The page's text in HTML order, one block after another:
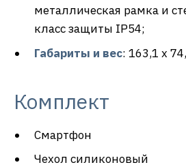
металлическая рамка и
класс защиты IP54;
Габариты и вес: 163,1 x
Комплект
Смартфон
Чехол силиконовый